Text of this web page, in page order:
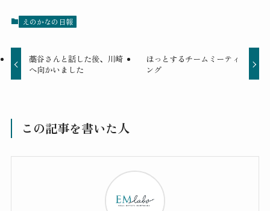
えのかなの日報
藁谷さんと話した後、川崎
へ向かいました
ほっとするチームミーティ
ング
この記事を書いた人